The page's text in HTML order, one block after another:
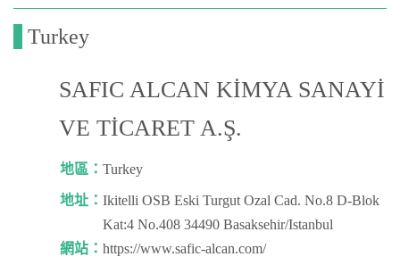
Turkey
SAFIC ALCAN KİMYA SANAYİ
VE TİCARET A.Ş.
地區：Turkey
地址：Ikitelli OSB Eski Turgut Ozal Cad. No.8 D-Blok
Kat:4 No.408 34490 Basaksehir/Istanbul
網站：https://www.safic-alcan.com/